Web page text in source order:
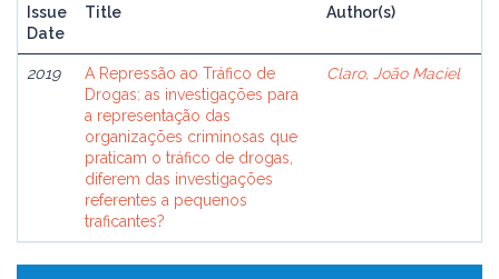
Issue
Date
Title Author(s)
2019
A Repressão ao Tráfico de
Drogas: as investigações para
a representação das
organizações criminosas que
praticam o tráfico de drogas,
diferem das investigações
referentes a pequenos
traficantes?
Claro, João Maciel